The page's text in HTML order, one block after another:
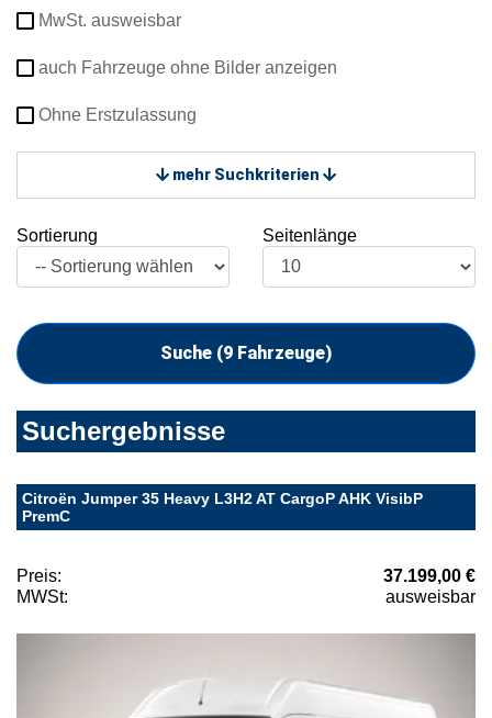
MwSt. ausweisbar
auch Fahrzeuge ohne Bilder anzeigen
Ohne Erstzulassung
mehr Suchkriterien
Sortierung Seitenlänge
Suche (9 Fahrzeuge)
Suchergebnisse
Citroën Jumper 35 Heavy L3H2 AT CargoP AHK VisibP
PremC
Preis:
37.199,00 €
MWSt:
ausweisbar